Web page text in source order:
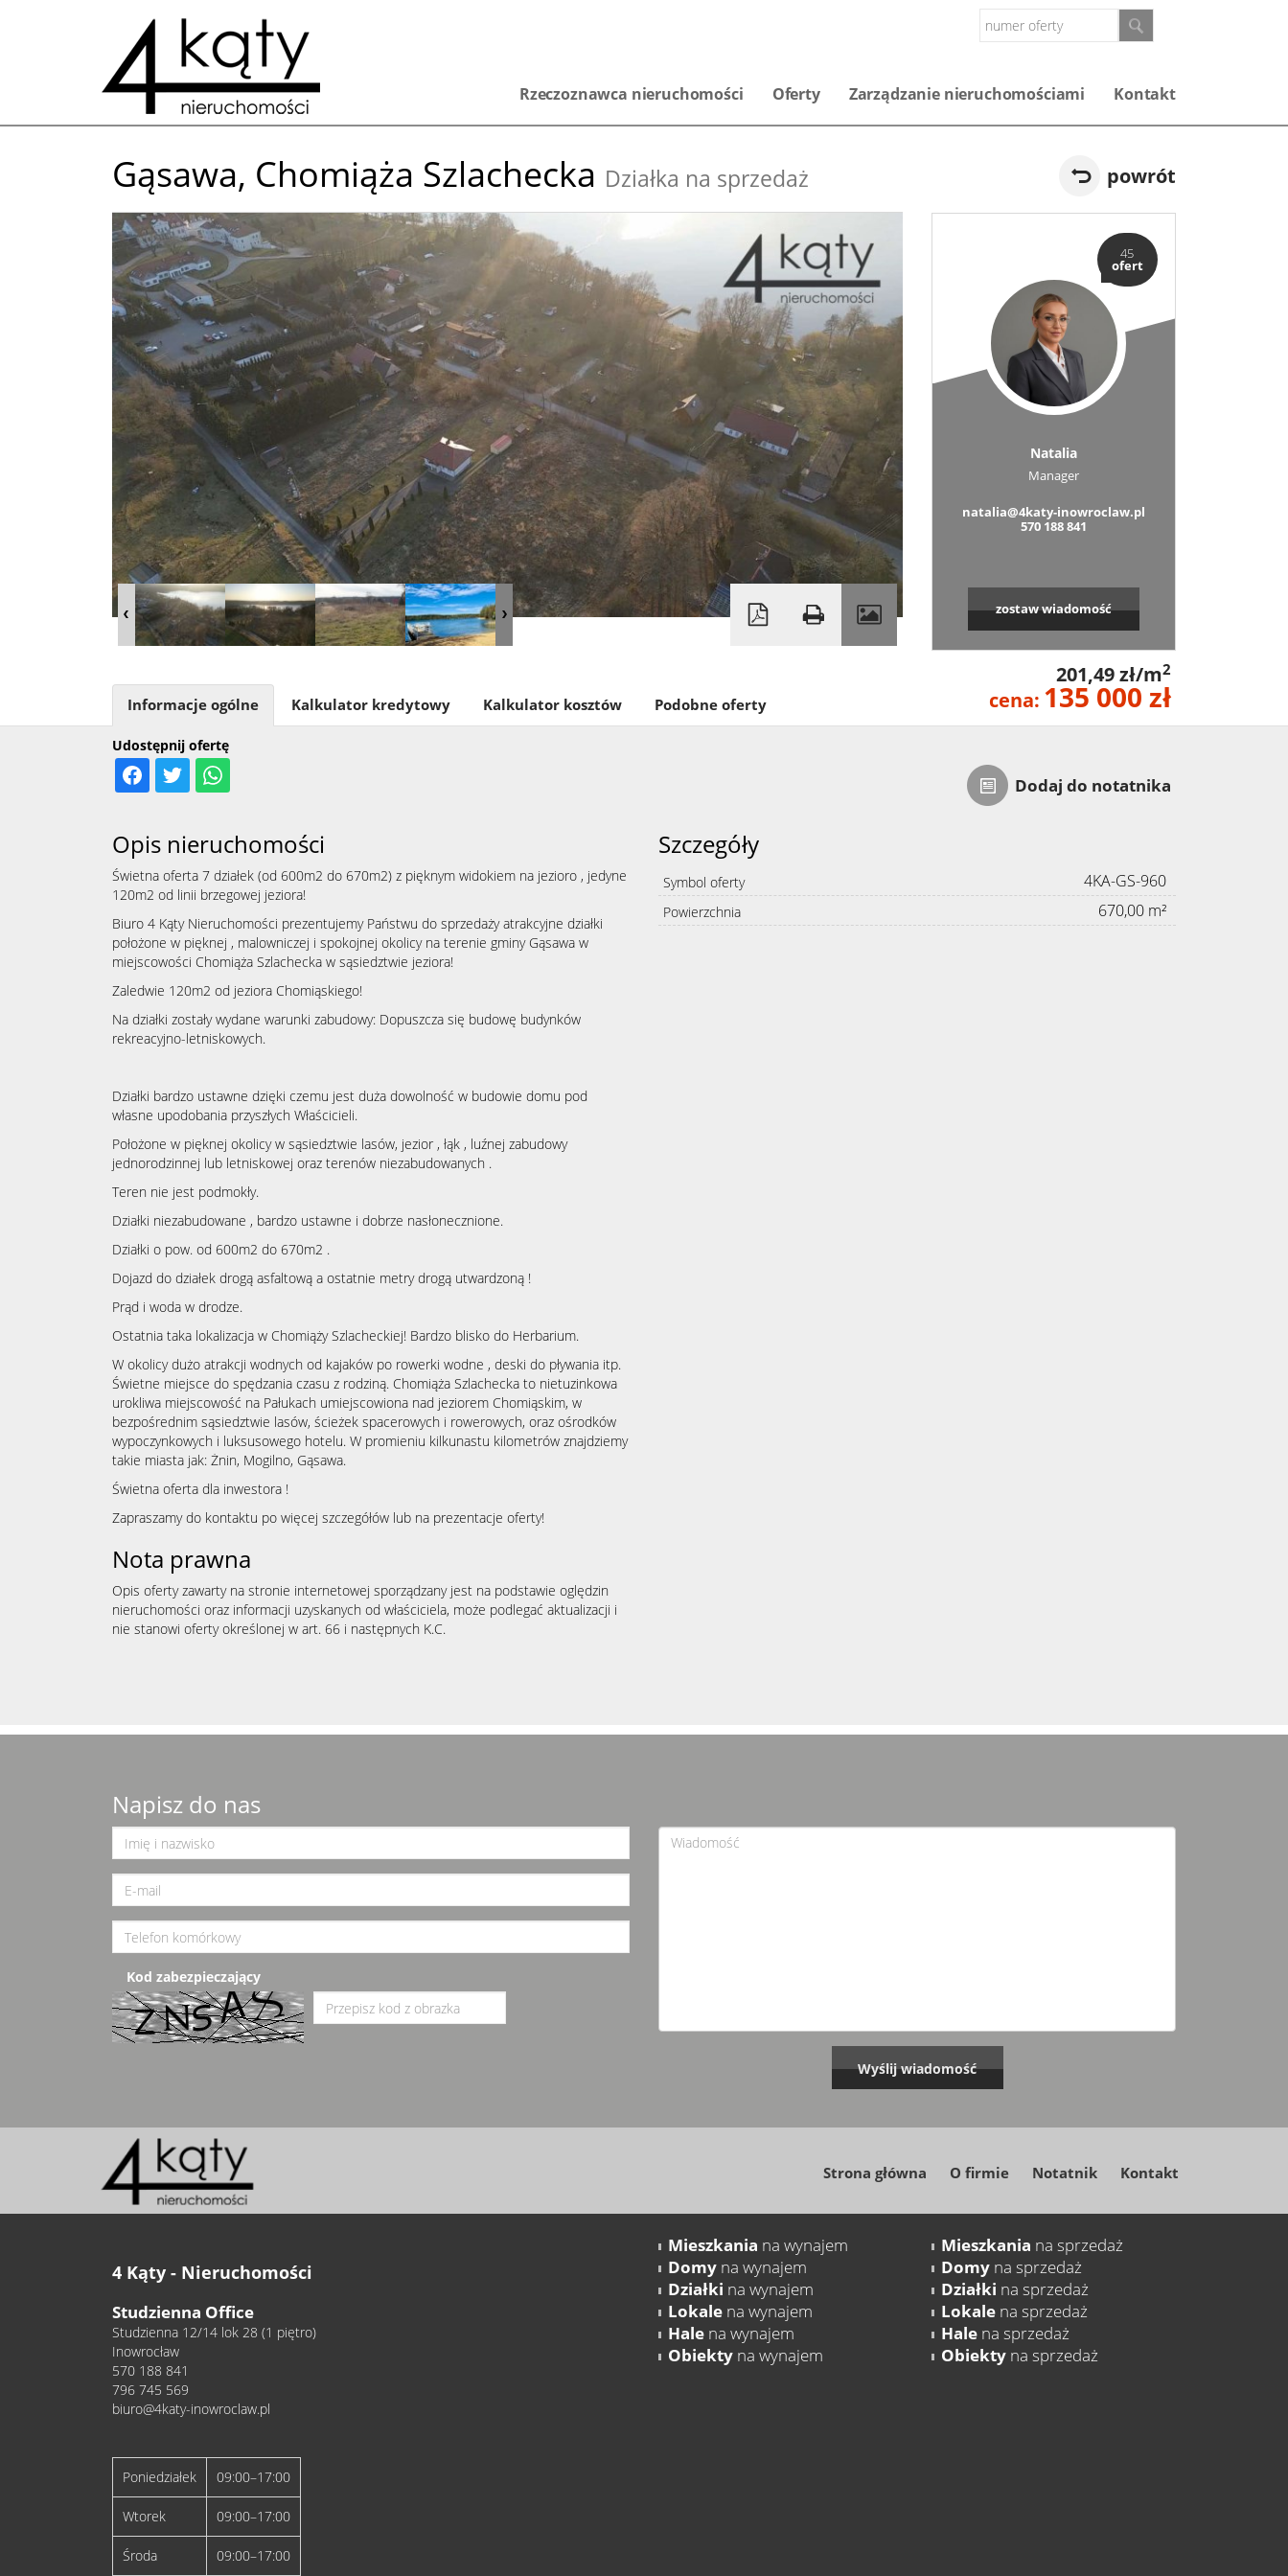
Rzeczoznawca nieruchomości Oferty Zarządzanie nieruchomościami Kontakt
Gąsawa, Chomiąża Szlachecka Działka na sprzedaż powrót
45
ofert
Natalia
Manager
natalia@4katy-inowroclaw.pl
570 188 841
zostaw wiadomość
201,49 zł/m2
cena: 135 000 zł
Dodaj do notatnika
Udostępnij ofertę
Informacje ogólne Kalkulator kredytowy Kalkulator kosztów Podobne oferty
Opis nieruchomości
Świetna oferta 7 działek (od 600m2 do 670m2) z pięknym widokiem na jezioro , jedyne
120m2 od linii brzegowej jeziora!
Biuro 4 Kąty Nieruchomości prezentujemy Państwu do sprzedaży atrakcyjne działki
położone w pięknej , malowniczej i spokojnej okolicy na terenie gminy Gąsawa w
miejscowości Chomiąża Szlachecka w sąsiedztwie jeziora!
Zaledwie 120m2 od jeziora Chomiąskiego!
Na działki zostały wydane warunki zabudowy: Dopuszcza się budowę budynków
rekreacyjno-letniskowych.
Działki bardzo ustawne dzięki czemu jest duża dowolność w budowie domu pod
własne upodobania przyszłych Właścicieli.
Położone w pięknej okolicy w sąsiedztwie lasów, jezior , łąk , luźnej zabudowy
jednorodzinnej lub letniskowej oraz terenów niezabudowanych .
Teren nie jest podmokły.
Działki niezabudowane , bardzo ustawne i dobrze nasłonecznione.
Działki o pow. od 600m2 do 670m2 .
Dojazd do działek drogą asfaltową a ostatnie metry drogą utwardzoną !
Prąd i woda w drodze.
Ostatnia taka lokalizacja w Chomiąży Szlacheckiej! Bardzo blisko do Herbarium.
W okolicy dużo atrakcji wodnych od kajaków po rowerki wodne , deski do pływania itp.
Świetne miejsce do spędzania czasu z rodziną. Chomiąża Szlachecka to nietuzinkowa
urokliwa miejscowość na Pałukach umiejscowiona nad jeziorem Chomiąskim, w
bezpośrednim sąsiedztwie lasów, ścieżek spacerowych i rowerowych, oraz ośrodków
wypoczynkowych i luksusowego hotelu. W promieniu kilkunastu kilometrów znajdziemy
takie miasta jak: Żnin, Mogilno, Gąsawa.
Świetna oferta dla inwestora !
Zapraszamy do kontaktu po więcej szczegółów lub na prezentacje oferty!
Nota prawna
Opis oferty zawarty na stronie internetowej sporządzany jest na podstawie oględzin
nieruchomości oraz informacji uzyskanych od właściciela, może podlegać aktualizacji i
nie stanowi oferty określonej w art. 66 i następnych K.C.
Szczegóły
Symbol oferty 4KA-GS-960
Powierzchnia 670,00 m²
Napisz do nas
Kod zabezpieczający
Strona główna O firmie Notatnik Kontakt
4 Kąty - Nieruchomości
Studzienna Office
Studzienna 12/14 lok 28 (1 piętro)
Inowrocław
570 188 841
796 745 569
biuro@4katy-inowroclaw.pl
Poniedziałek 09:00–17:00
Wtorek 09:00–17:00
Środa 09:00–17:00
Mieszkania na wynajem
Domy na wynajem
Działki na wynajem
Lokale na wynajem
Hale na wynajem
Obiekty na wynajem
Mieszkania na sprzedaż
Domy na sprzedaż
Działki na sprzedaż
Lokale na sprzedaż
Hale na sprzedaż
Obiekty na sprzedaż